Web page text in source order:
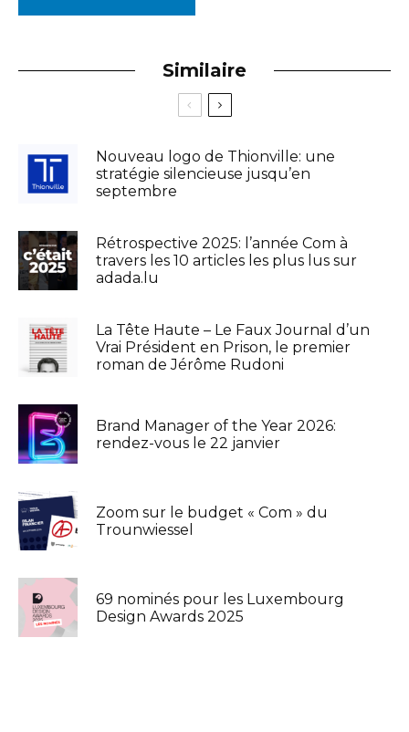
Similaire
Nouveau logo de Thionville: une
stratégie silencieuse jusqu’en
septembre
Rétrospective 2025: l’année Com à
travers les 10 articles les plus lus sur
adada.lu
La Tête Haute – Le Faux Journal d’un
Vrai Président en Prison, le premier
roman de Jérôme Rudoni
Brand Manager of the Year 2026:
rendez-vous le 22 janvier
Zoom sur le budget « Com » du
Trounwiessel
69 nominés pour les Luxembourg
Design Awards 2025